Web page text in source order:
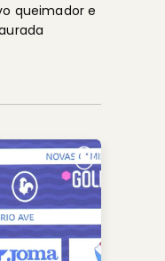
queimador e